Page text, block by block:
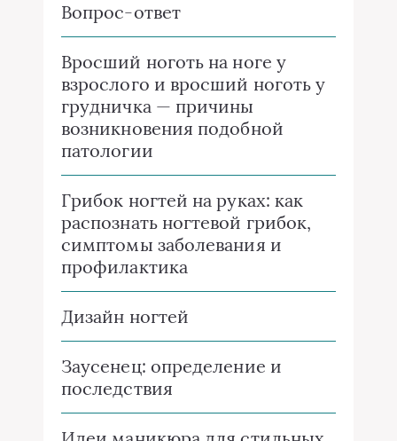
Вопрос-ответ
Вросший ноготь на ноге у
взрослого и вросший ноготь у
грудничка — причины
возникновения подобной
патологии
Грибок ногтей на руках: как
распознать ногтевой грибок,
симптомы заболевания и
профилактика
Дизайн ногтей
Заусенец: определение и
последствия